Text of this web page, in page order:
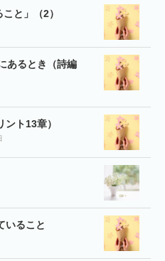
と」（2）
あるとき（詩編
ント13章）
いること